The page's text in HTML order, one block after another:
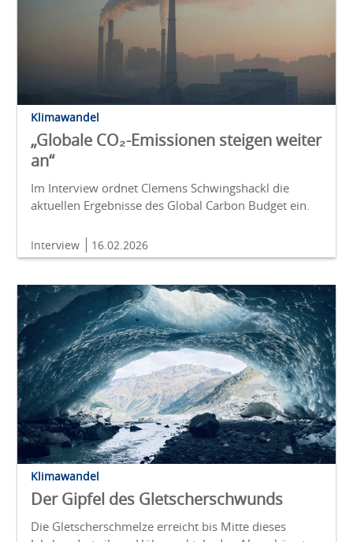
Klimawandel
„Globale CO₂-Emissionen steigen weiter
an“
Im Interview ordnet Clemens Schwingshackl die
aktuellen Ergebnisse des Global Carbon Budget ein.
Interview 16.02.2026
Klimawandel
Der Gipfel des Gletscherschwunds
Die Gletscherschmelze erreicht bis Mitte dieses